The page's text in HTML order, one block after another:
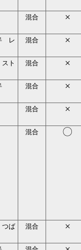
混合 ×
レ
混合 ×
ト
混合 ×
混合 ×
混合 ×
混合 〇
ば
混合 ×